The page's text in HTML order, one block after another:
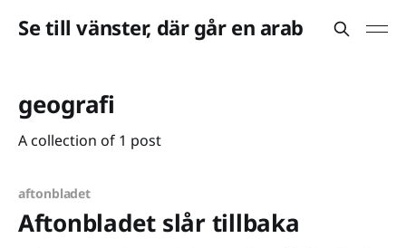
Se till vänster, där går en arab
geografi
A collection of 1 post
aftonbladet
Aftonbladet slår tillbaka